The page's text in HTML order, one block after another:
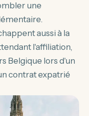
une
aussi à la
l'affiliation,
Belgique lors d'un
contrat expatrié